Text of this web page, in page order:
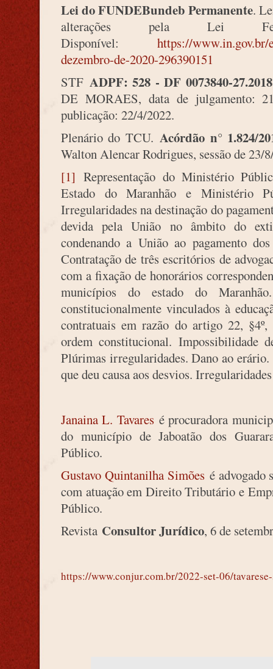
Lei do FUNDEBundeb Permanente.
alterações pela Lei
Disponível: https://www.in.gov.br/
dezembro-de-2020-296390151
STF ADPF: 528 - DF 0073840-
DE MORAES, data de julgamento:
publicação: 22/4/2022.
Plenário do TCU.Acórdão n° 1.824/
Walton Alencar Rodrigues, sessão de 23/
[1] Representação do Ministério
Estado do Maranhão e Ministério
Irregularidades na destinação do
devida pela União no âmbito do
condenando a União ao pagamento
Contratação de três escritórios de
com a fixação de honorários
municípios do estado do
constitucionalmente vinculados à
contratuais em razão do artigo 22,
ordem constitucional. Impossibilidade
Plúrimas irregularidades. Dano ao erário.
que deu causa aos desvios.
Janaina L. Tavaresé procuradora
do município de Jaboatão dos
Público.
Gustavo Quintanilha Simõesé advogado
com atuação em Direito Tributário e
Público.
Revista Consultor Jurídico, 6 de
https://www.conjur.com.br/2022-set-06/